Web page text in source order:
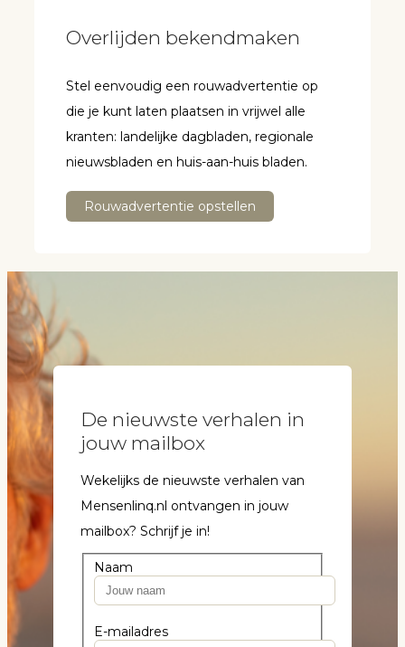
Overlijden bekendmaken
Stel eenvoudig een rouwadvertentie op
die je kunt laten plaatsen in vrijwel alle
kranten: landelijke dagbladen, regionale
nieuwsbladen en huis-aan-huis bladen.
Rouwadvertentie opstellen
De nieuwste verhalen in
jouw mailbox
Wekelijks de nieuwste verhalen van
Mensenlinq.nl ontvangen in jouw
mailbox? Schrijf je in!
Naam
E-mailadres